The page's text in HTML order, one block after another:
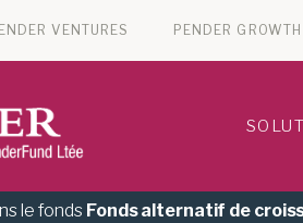
VENTURES PENDER
le fonds Fonds alternatif de